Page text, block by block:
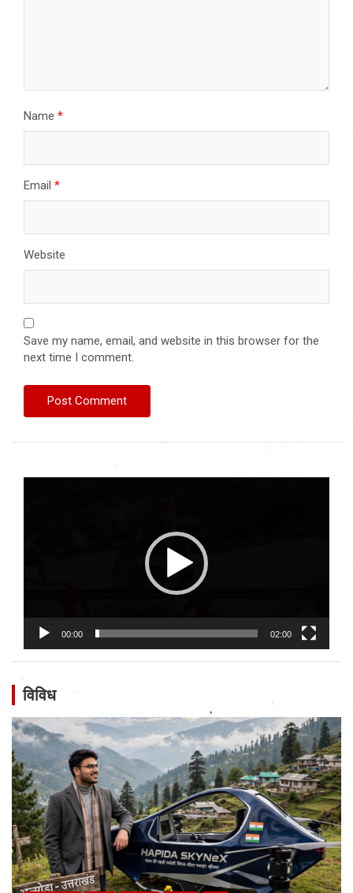
Name *
Email *
Website
Save my name, email, and website in this browser for the
next time I comment.
00:00 02:00
विविध